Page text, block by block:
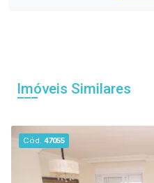
Imóveis Similares
Cód.47055